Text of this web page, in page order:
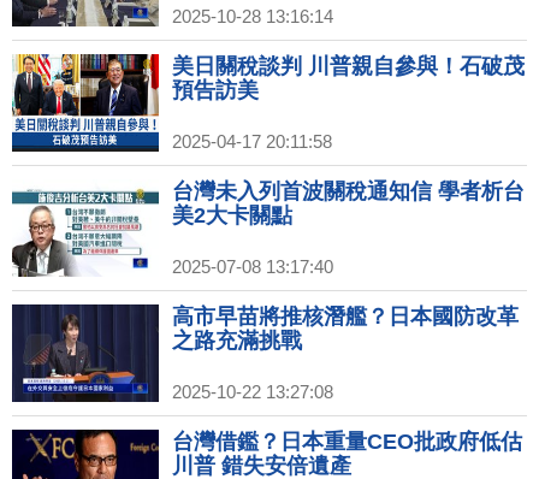
2025-10-28 13:16:14
美日關稅談判 川普親自參與！石破茂
預告訪美
2025-04-17 20:11:58
台灣未入列首波關稅通知信 學者析台
美2大卡關點
2025-07-08 13:17:40
高市早苗將推核潛艦？日本國防改革
之路充滿挑戰
2025-10-22 13:27:08
台灣借鑑？日本重量CEO批政府低估
川普 錯失安倍遺產